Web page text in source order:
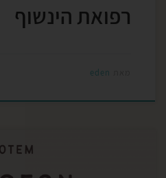
רפואת הינשוף
eden